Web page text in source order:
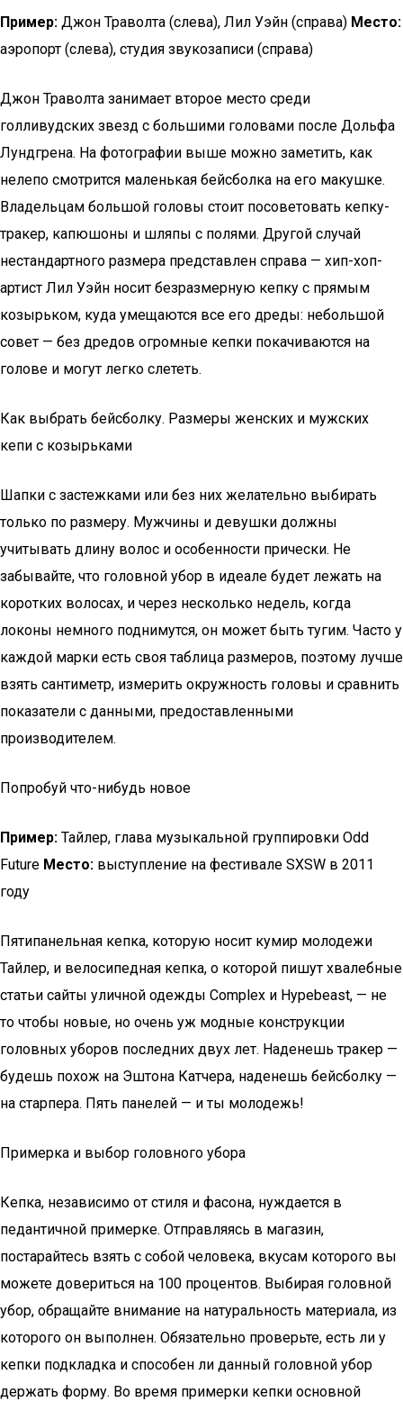
Пример: Джон Траволта (слева), Лил Уэйн (справа) Место:
аэропорт (слева), студия звукозаписи (справа)
Джон Траволта занимает второе место среди
голливудских звезд с большими головами после Дольфа
Лундгрена. На фотографии выше можно заметить, как
нелепо смотрится маленькая бейсболка на его макушке.
Владельцам большой головы стоит посоветовать кепку-
тракер, капюшоны и шляпы с полями. Другой случай
нестандартного размера представлен справа — хип-хоп-
артист Лил Уэйн носит безразмерную кепку с прямым
козырьком, куда умещаются все его дреды: небольшой
совет — без дредов огромные кепки покачиваются на
голове и могут легко слететь.
Как выбрать бейсболку. Размеры женских и мужских
кепи с козырьками
Шапки с застежками или без них желательно выбирать
только по размеру. Мужчины и девушки должны
учитывать длину волос и особенности прически. Не
забывайте, что головной убор в идеале будет лежать на
коротких волосах, и через несколько недель, когда
локоны немного поднимутся, он может быть тугим. Часто у
каждой марки есть своя таблица размеров, поэтому лучше
взять сантиметр, измерить окружность головы и сравнить
показатели с данными, предоставленными
производителем.
Попробуй что-нибудь новое
Пример: Тайлер, глава музыкальной группировки Odd
Future Место: выступление на фестивале SXSW в 2011
году
Пятипанельная кепка, которую носит кумир молодежи
Тайлер, и велосипедная кепка, о которой пишут хвалебные
статьи сайты уличной одежды Complex и Hypebeast, — не
то чтобы новые, но очень уж модные конструкции
головных уборов последних двух лет. Наденешь тракер —
будешь похож на Эштона Катчера, наденешь бейсболку —
на старпера. Пять панелей — и ты молодежь!
Примерка и выбор головного убора
Кепка, независимо от стиля и фасона, нуждается в
педантичной примерке. Отправляясь в магазин,
постарайтесь взять с собой человека, вкусам которого вы
можете довериться на 100 процентов. Выбирая головной
убор, обращайте внимание на натуральность материала, из
которого он выполнен. Обязательно проверьте, есть ли у
кепки подкладка и способен ли данный головной убор
держать форму. Во время примерки кепки основной